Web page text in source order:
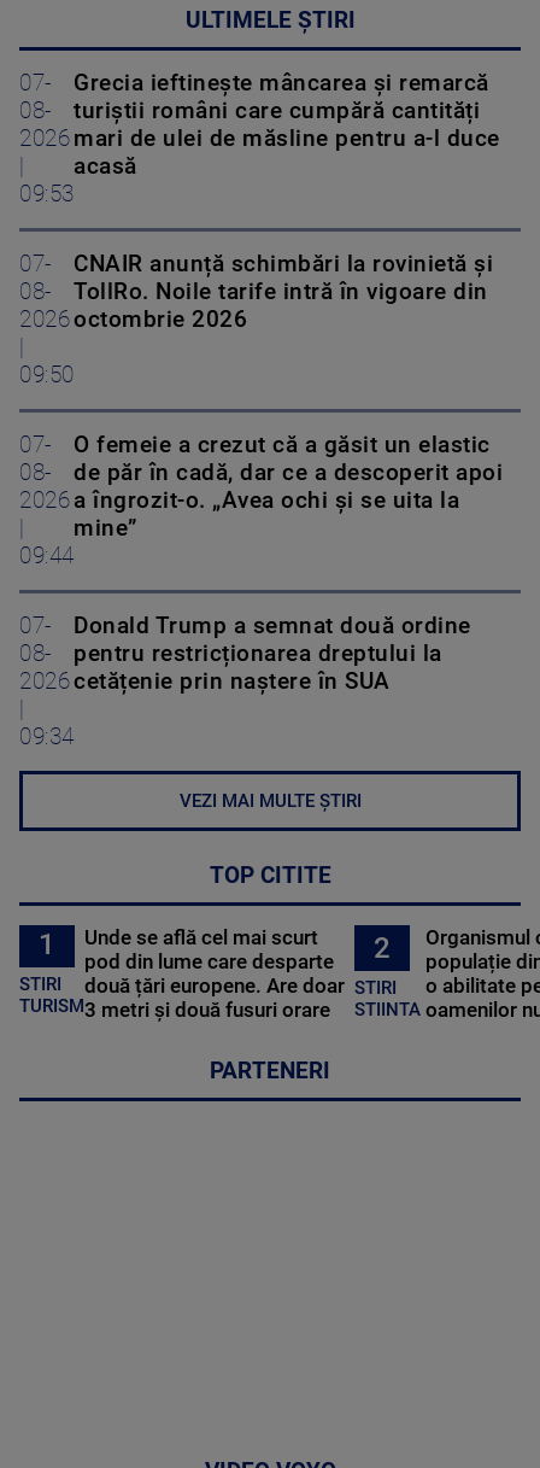
ULTIMELE ȘTIRI
07-
08-
2026
09:53
Grecia ieftinește mâncarea și remarcă
turiștii români care cumpără cantități
mari de ulei de măsline pentru a-l duce
acasă
07-
08-
2026
09:50
CNAIR anunță schimbări la rovinietă și
TollRo. Noile tarife intră în vigoare din
octombrie 2026
07-
08-
2026
09:44
O femeie a crezut că a găsit un elastic
de păr în cadă, dar ce a descoperit apoi
a îngrozit-o. „Avea ochi și se uita la
mine”
07-
08-
2026
09:34
Donald Trump a semnat două ordine
pentru restricționarea dreptului la
cetățenie prin naștere în SUA
VEZI MAI MULTE ȘTIRI
TOP CITITE
1
STIRI
TURISM
Unde se află cel mai scurt
pod din lume care desparte
două țări europene. Are doar
3 metri și două fusuri orare
2
STIRI
STIINTA
Organismul
populație
o abilitate
oamenilor
PARTENERI